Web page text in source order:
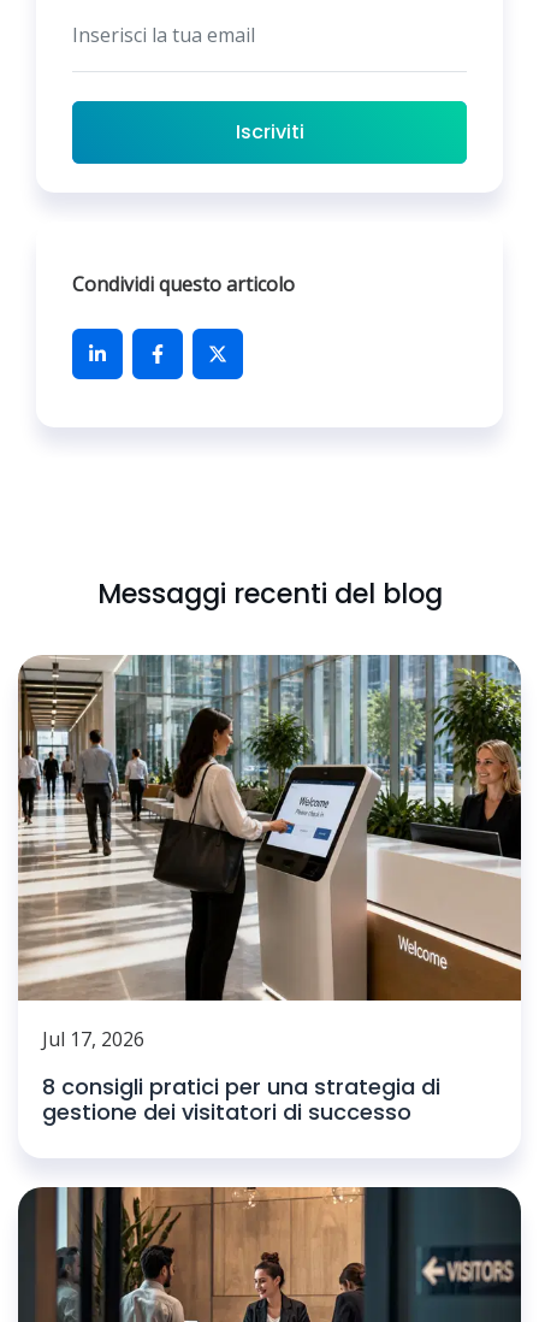
Iscriviti
Condividi questo articolo
Messaggi recenti del blog
Jul 17, 2026
8 consigli pratici per una strategia di
gestione dei visitatori di successo